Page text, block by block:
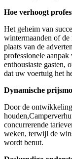
Hoe verhoogt
Het geheim van
wintermaanden of de
plaats van de
professionele
enthousiaste gasten,
dat uw voertuig het
Dynamische
Door de
concurrerende
weken, terwijl de
wordt benut.